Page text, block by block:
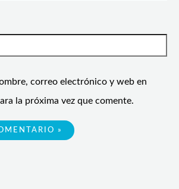
correo electrónico y web en
la próxima vez que comente.